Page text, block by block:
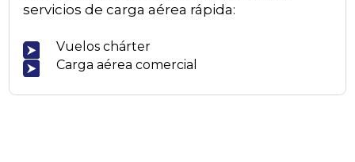
servicios de carga aérea rápida:
Vuelos chárter
Carga aérea comercial